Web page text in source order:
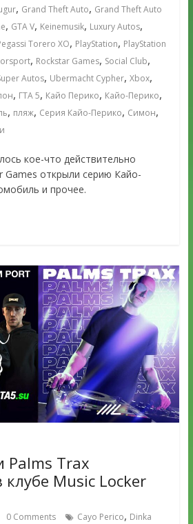
, Grand Theft Auto, Grand Theft Auto
, GTA V, Keinemusik, Luxury Autos,
Torero XO, PlayStation, PlayStation
, Rockstar Games, Social Club,
Autos, Ubermacht Cypher, Xbox,
, ГТА 5, Кайо Перико, Кайо-Перико,
, пляж, Серия Кайо-Перико, Симон,
кое-что действительно
Games открыли серию Кайо-
и прочее.
Palms Trax
Music Locker
0 Comments Cayo Perico, Dinka